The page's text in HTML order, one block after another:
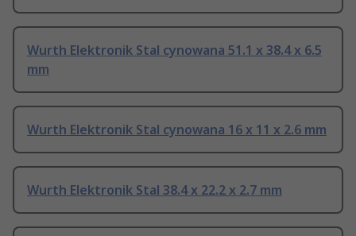
Wurth Elektronik Stal cynowana 51.1 x 38.4 x 6.5
mm
Wurth Elektronik Stal cynowana 16 x 11 x 2.6 mm
Wurth Elektronik Stal 38.4 x 22.2 x 2.7 mm